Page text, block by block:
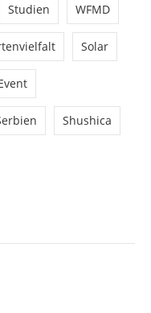
Studien WFMD
Solar
Shushica